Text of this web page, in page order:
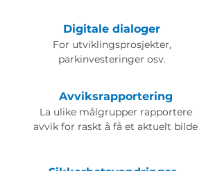
Digitale dialoger
For utviklingsprosjekter,
parkinvesteringer osv.
Avviksrapportering
La ulike målgrupper rapportere
avvik for raskt å få et aktuelt bilde